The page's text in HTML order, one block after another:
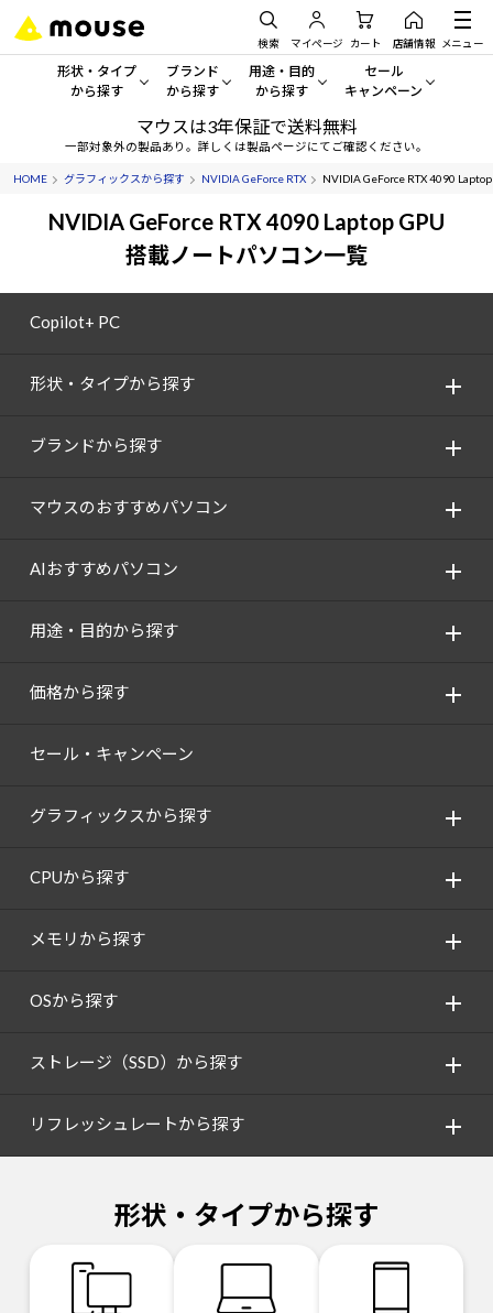
検索 マイページ カート 店舗情報 メニュー
形状・タイプ
から探す
形状・タイプから探す をすべてみる
デスクトップPC
タブレット
ディスプレイ
Windows 11|Copilot+ PC
ブランド
から探す
mouse
G TUNE
DAIV
用途・目的
から探す
一般向けパソコン
ゲーミングPC・ゲーム向けパソコン
クリエイティブ向け
ビジネス向けパソコン
セール
キャンペーン
セール・キャンペー
期間限定セール
アウトレットパソコン
マウスは3年保証で送料無料
一部対象外の製品あり。詳しくは製品ページにてご確認ください。
HOME グラフィックスから探す NVIDIA GeForce RTX NVIDIA GeForce RTX 4090
NVIDIA GeForce RTX 4090 Laptop GPU
搭載ノートパソコン一覧
Copilot+ PC
形状・タイプから探す
ブランドから探す
マウスのおすすめパソコン
AIおすすめパソコン
用途・目的から探す
価格から探す
セール・キャンペーン
グラフィックスから探す
CPUから探す
メモリから探す
OSから探す
ストレージ（SSD）から探す
リフレッシュレートから探す
形状・タイプから探す